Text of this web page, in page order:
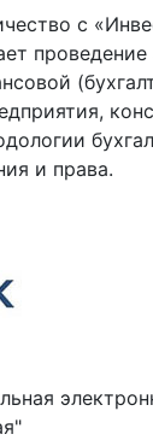
с
проведение
и права.